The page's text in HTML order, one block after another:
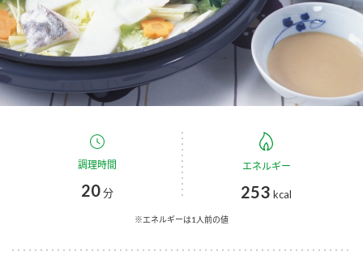
みりん風・料理酒 鍋用調味料
つゆ たれ
スープ 中華
ブランド・スペシャルサイト トップ
商品ブランドサイト
Fibee（ファイビー）
くらしプラ酢
お酢ドリンク
つゆ
企業情報
国内事業概要
企業理念
ミツカンの歴史
ミツカンを知る
環境への取り組み
調理時間
20分
エネルギー
253 kcal
※エネルギーは1人前の値